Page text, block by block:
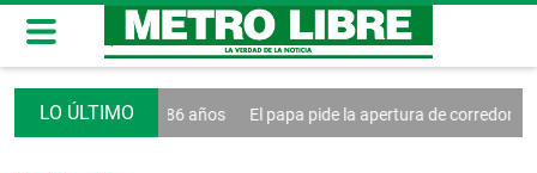
a los 86 años El papa pide la apertura de corredores